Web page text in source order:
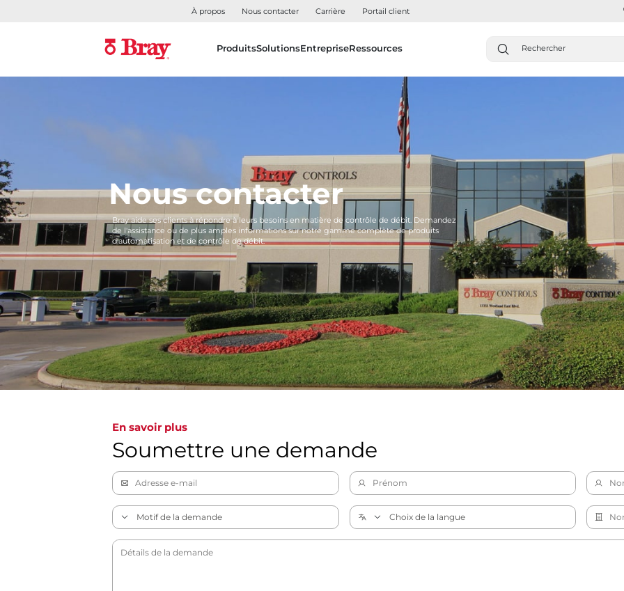
À propos Nous contacter Carrière Portail client
ProduitsSolutionsEntrepriseRessources
Nous contacter
Bray aide ses clients à répondre à leurs besoins en matière de contrôle de débit. Demandez
de l'assistance ou de plus amples informations sur notre gamme complète de produits
d'automatisation et de contrôle de débit.
En savoir plus
Soumettre une demande